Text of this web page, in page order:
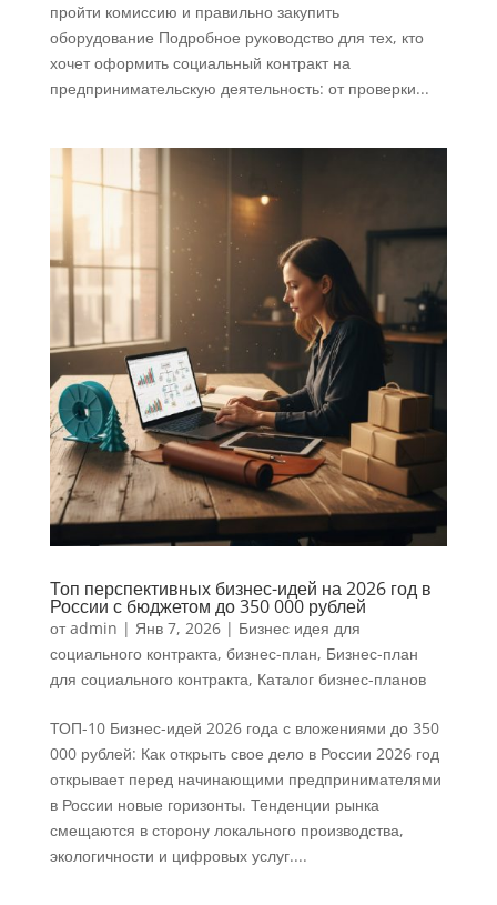
пройти комиссию и правильно закупить
оборудование Подробное руководство для тех, кто
хочет оформить социальный контракт на
предпринимательскую деятельность: от проверки...
Топ перспективных бизнес-идей на 2026 год в
России с бюджетом до 350 000 рублей
отadmin | Янв 7, 2026| Бизнес идея для
социального контракта, бизнес-план, Бизнес-план
для социального контракта, Каталог бизнес-планов
ТОП-10 Бизнес-идей 2026 года с вложениями до 350
000 рублей: Как открыть свое дело в России 2026 год
открывает перед начинающими предпринимателями
в России новые горизонты. Тенденции рынка
смещаются в сторону локального производства,
экологичности и цифровых услуг....